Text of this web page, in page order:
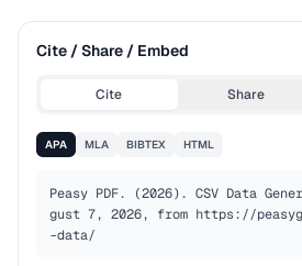
Cite / Share / Embed
Cite Share
APA MLA BIBTEX HTML
Peasy PDF. (2026). CSV Data
gust 7, 2026, from https://
-data/